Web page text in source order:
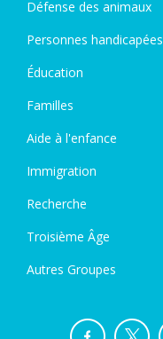
Défense des animaux
Personnes handicapées
Éducation
Familles
Aide à l'enfance
Immigration
Recherche
Troisième Âge
Autres Groupes